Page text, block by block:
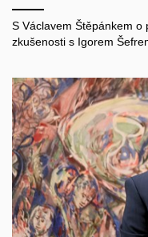
S Václavem Štěpánkem o
zkušenosti s Igorem